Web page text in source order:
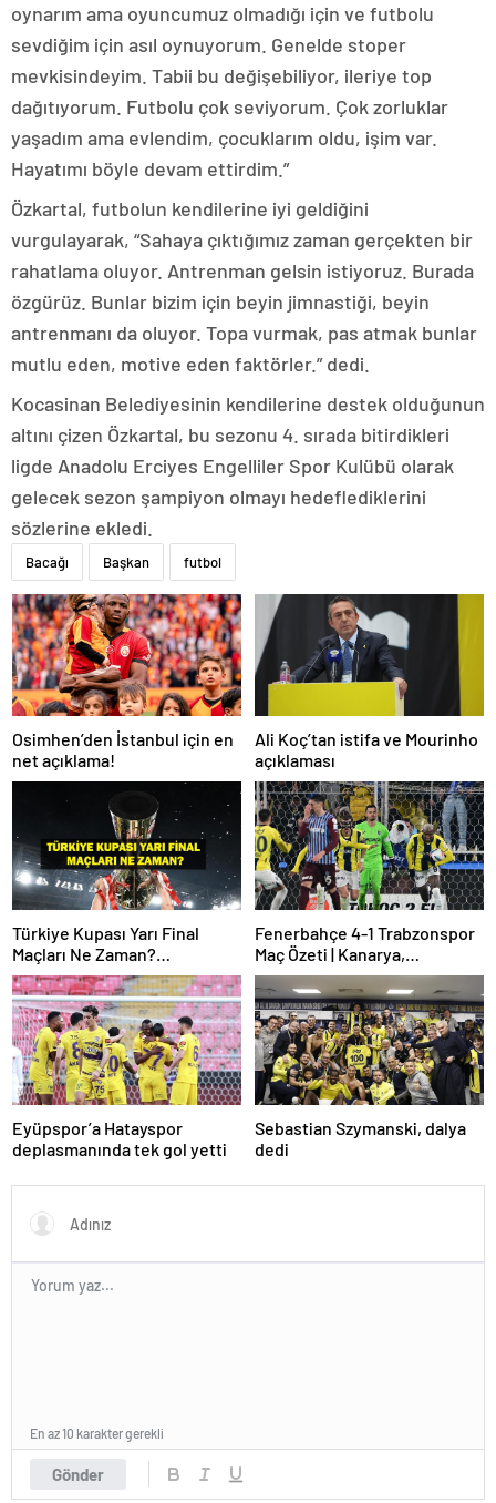
oynarım ama oyuncumuz olmadığı için ve futbolu
sevdiğim için asıl oynuyorum. Genelde stoper
mevkisindeyim. Tabii bu değişebiliyor, ileriye top
dağıtıyorum. Futbolu çok seviyorum. Çok zorluklar
yaşadım ama evlendim, çocuklarım oldu, işim var.
Hayatımı böyle devam ettirdim.”
Özkartal, futbolun kendilerine iyi geldiğini
vurgulayarak, “Sahaya çıktığımız zaman gerçekten bir
rahatlama oluyor. Antrenman gelsin istiyoruz. Burada
özgürüz. Bunlar bizim için beyin jimnastiği, beyin
antrenmanı da oluyor. Topa vurmak, pas atmak bunlar
mutlu eden, motive eden faktörler.” dedi.
Kocasinan Belediyesinin kendilerine destek olduğunun
altını çizen Özkartal, bu sezonu 4. sırada bitirdikleri
ligde Anadolu Erciyes Engelliler Spor Kulübü olarak
gelecek sezon şampiyon olmayı hedeflediklerini
sözlerine ekledi.
Bacağı Başkan futbol
Osimhen’den İstanbul için en
net açıklama!
Ali Koç’tan istifa ve Mourinho
açıklaması
Türkiye Kupası Yarı Final
Maçları Ne Zaman?
Galatasaray’ın Rakibi Kim?
Trabzonspor’un Rakibi Kim?
ZTK Yarı Finalistler Belli Oldu
Fenerbahçe 4-1 Trabzonspor
Maç Özeti | Kanarya,
Galatasaray’la farkı azalttı
Eyüpspor’a Hatayspor
deplasmanında tek gol yetti
Sebastian Szymanski, dalya
dedi
Gönder
En az 10 karakter gerekli